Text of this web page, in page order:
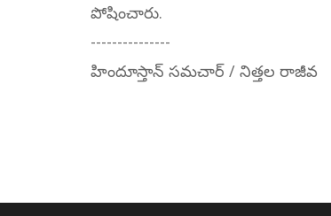
పోషించారు.
---------------
హిందూస్తాన్ సమచార్ / నిత్తల రాజీవ